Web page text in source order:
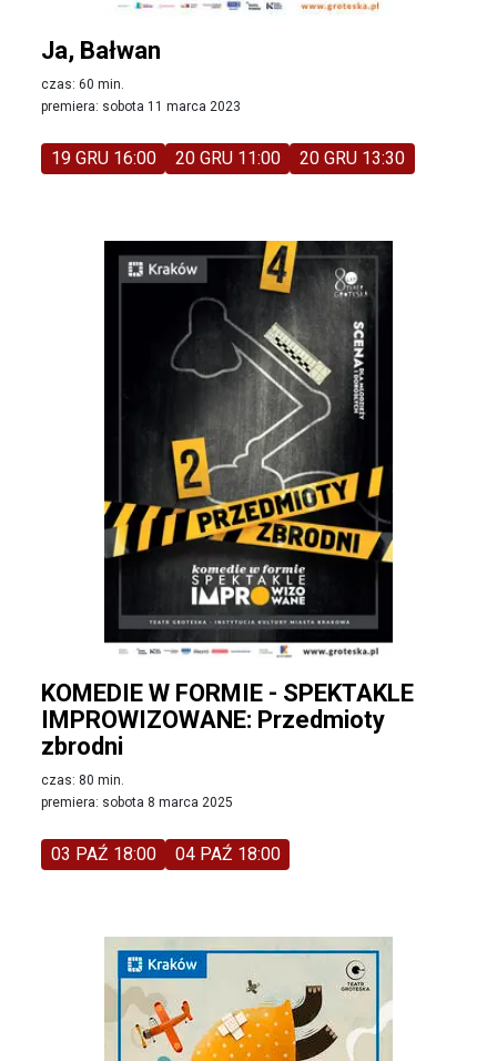
Ja, Bałwan
czas: 60 min.
premiera: sobota 11 marca 2023
19 GRU 16:00 20 GRU 11:00 20 GRU 13:30
KOMEDIE W FORMIE - SPEKTAKLE
IMPROWIZOWANE: Przedmioty
zbrodni
czas: 80 min.
premiera: sobota 8 marca 2025
03 PAŹ 18:00 04 PAŹ 18:00